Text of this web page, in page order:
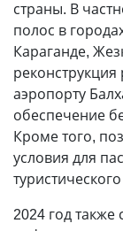
страны. В
полос в
Караганде,
аэропорту
обеспечение
Кроме того,
условия для
2024 год